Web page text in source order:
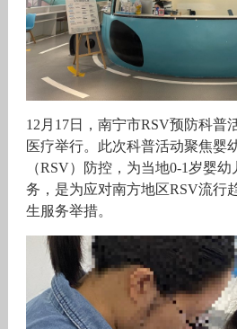
12月17日，南宁市RSV预防科普
医疗举行。此次科普活动聚焦婴
（RSV）防控，为当地0-1岁婴
务，是为应对南方地区RSV流行
生服务举措。